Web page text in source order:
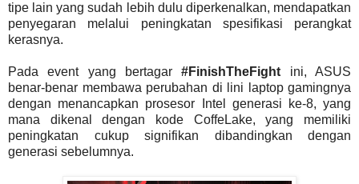
tipe lain yang sudah lebih dulu diperkenalkan, mendapatkan
penyegaran melalui peningkatan spesifikasi perangkat
kerasnya.
Pada event yang bertagar#FinishTheFightini, ASUS
benar-benar membawa perubahan di lini laptop gamingnya
dengan menancapkan prosesor Intel generasi ke-8, yang
mana dikenal dengan kode CoffeLake, yang memiliki
peningkatan cukup signifikan dibandingkan dengan
generasi sebelumnya.